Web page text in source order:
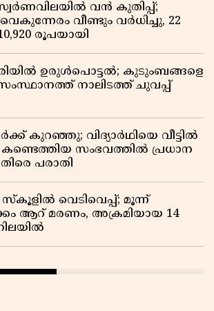
വൻ കുതിപ്പ്;
വീണ്ടും വർധിച്ചു, 22
രൂപയായി
ഉരുൾപൊട്ടൽ; കുടുംബങ്ങളെ
സംസ്ഥാനത്ത് നാലിടത്ത് ചുവപ്പ്
കുറഞ്ഞു; വിദ്യാർഥിയെ വീട്ടിൽ
കണ്ടെത്തിയ സംഭവത്തിൽ പ്രധാന
പരാതി
വെടിവെപ്പ്; മൂന്ന്
ആറ് മരണം, അക്രമിയായ 14